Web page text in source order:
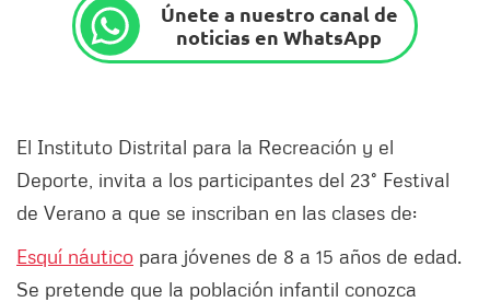
Únete a nuestro canal de
noticias en WhatsApp
El Instituto Distrital para la Recreación y el
Deporte, invita a los participantes del 23° Festival
de Verano a que se inscriban en las clases de:
Esquí náutico para jóvenes de 8 a 15 años de edad.
Se pretende que la población infantil conozca